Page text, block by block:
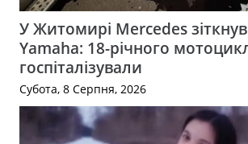
У Житомирі Mercedes
Yamaha: 18-річного
госпіталізували
Субота, 8 Серпня, 2026